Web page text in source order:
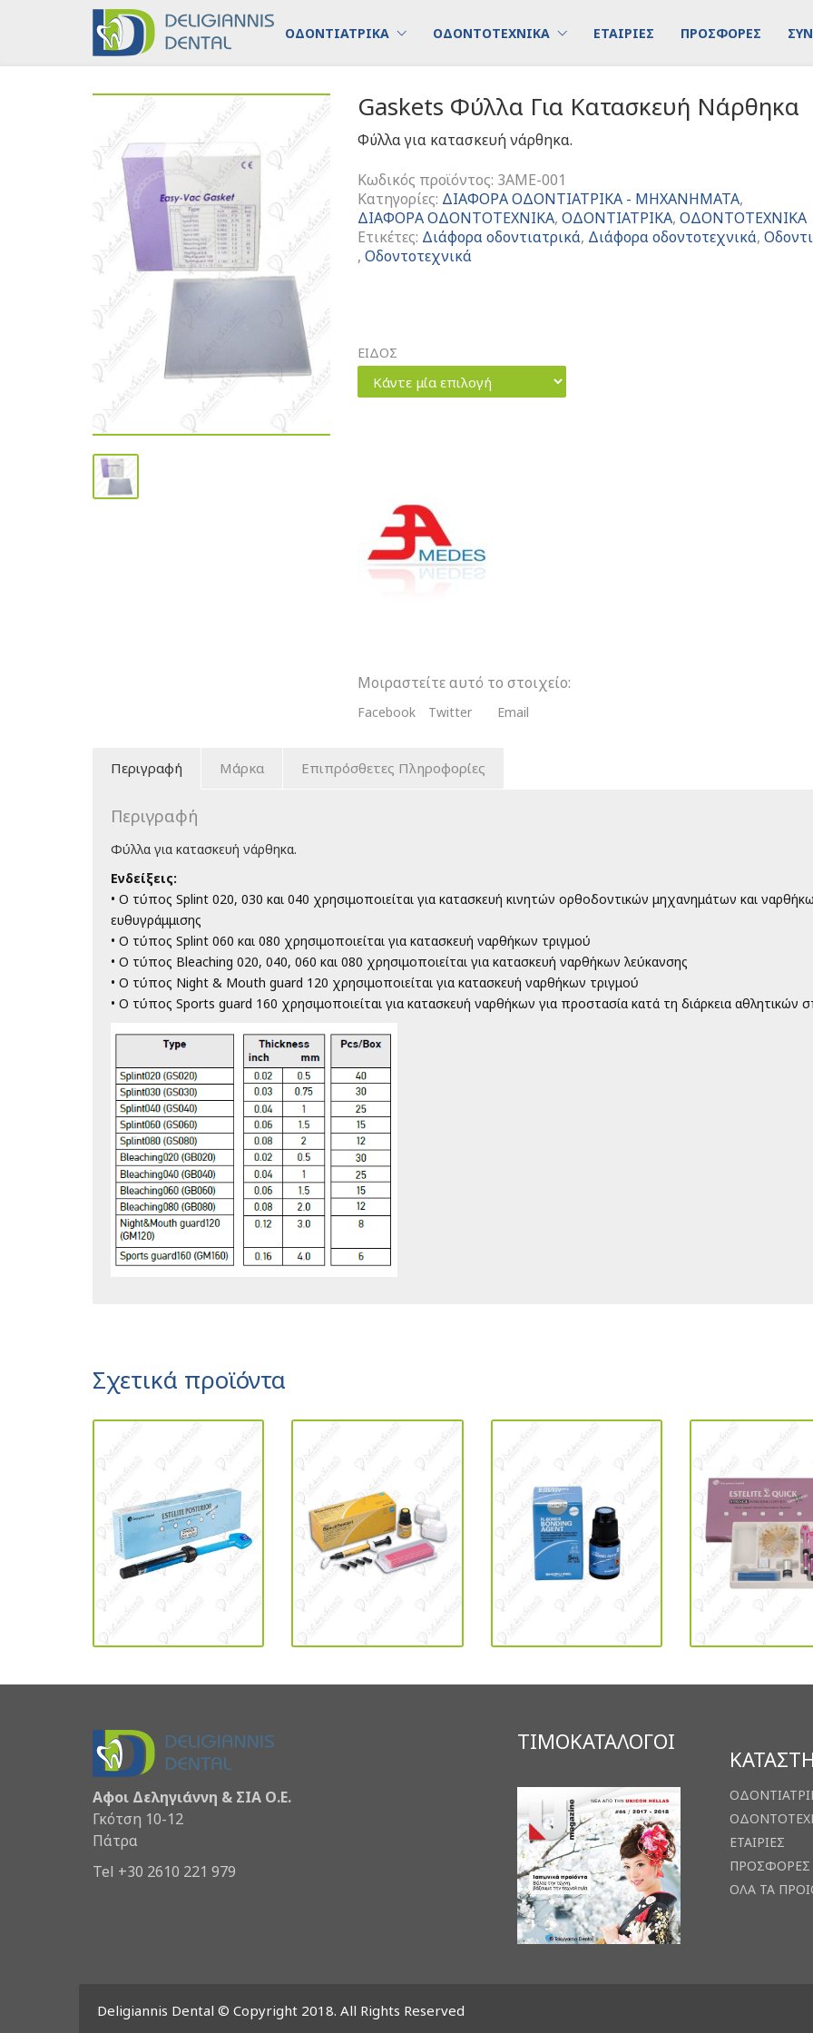
ΟΔΟΝΤΙΑΤΡΙΚΑ ΟΔΟΝΤΟΤΕΧΝΙΚΑ ΕΤΑΙΡΙΕΣ ΠΡΟΣΦΟΡΕΣ
Gaskets Φύλλα Για Κατασκευή Νάρθηκα
Φύλλα για κατασκευή νάρθηκα.
Κωδικός προϊόντος: 3AME-001
Κατηγορίες: ΔΙΑΦΟΡΑ ΟΔΟΝΤΙΑΤΡΙΚΑ - ΜΗΧΑΝΗΜΑΤΑ,
ΔΙΑΦΟΡΑ ΟΔΟΝΤΟΤΕΧΝΙΚΑ,ΟΔΟΝΤΙΑΤΡΙΚΑ,ΟΔΟΝΤΟΤΕΧΝΙΚΑ
Ετικέτες: Διάφορα οδοντιατρικά, Διάφορα οδοντοτεχνικά,
,Οδοντοτεχνικά
ΕΙΔΟΣ
Κάντε μία επιλογή
Κατασκευή
Νάρθηκα
ποσότητα
Μοιραστείτε αυτό το στοιχείο:
Facebook Twitter Email
Περιγραφή Μάρκα Επιπρόσθετες Πληροφορίες
Περιγραφή
Φύλλα για κατασκευή νάρθηκα.
Ενδείξεις:
• Ο τύπος Splint 020, 030 και 040 χρησιμοποιείται για κατασκευή κινητών ορθοδοντικών μηχανημάτων και
ευθυγράμμισης
• Ο τύπος Splint 060 και 080 χρησιμοποιείται για κατασκευή ναρθήκων τριγμού
• Ο τύπος Bleaching 020, 040, 060 και 080 χρησιμοποιείται για κατασκευή ναρθήκων λεύκανσης
• Ο τύπος Night & Mouth guard 120 χρησιμοποιείται για κατασκευή ναρθήκων τριγμού
• Ο τύπος Sports guard 160 χρησιμοποιείται για κατασκευή ναρθήκων για προστασία κατά τη διάρκεια αθλητικών
Σχετικά προϊόντα
Αφοι Δεληγιάννη & ΣΙΑ Ο.Ε.
Γκότση 10-12
Πάτρα
Tel +30 2610 221 979
ΤΙΜΟΚΑΤΑΛΟΓΟΙ
ΕΤΑΙΡΙΕΣ
ΠΡΟΣΦΟΡΕΣ
ΟΛΑ ΤΑ
Deligiannis Dental © Copyright 2018. All Rights Reserved